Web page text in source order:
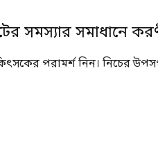
সমস্যার সমাধানে
পরামর্শ নিন। নিচের